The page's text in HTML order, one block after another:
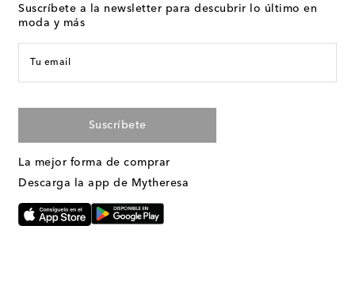
Suscríbete a la newsletter para descubrir lo último en
moda y más
Tu email
Suscríbete
La mejor forma de comprar
Descarga la app de Mytheresa